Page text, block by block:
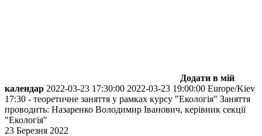
Додати в мій
календар 2022-03-23 17:30:00 2022-03-23 19:00:00 Europe/Kiev
17:30 - теоретичне заняття у рамках курсу "Екологія" Заняття
проводить: Назаренко Володимир Іванович, керівник секції
"Екологія"
23 Березня 2022